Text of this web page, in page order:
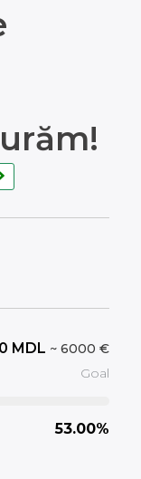
MDL ~ 6000 €
Goal
53.00%